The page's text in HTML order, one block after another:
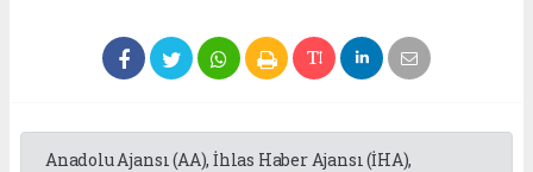
Anadolu Ajansı (AA), İhlas Haber Ajansı (İHA),